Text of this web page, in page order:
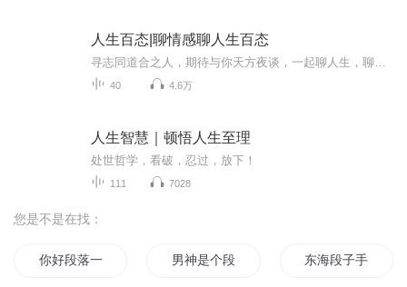
人生百态|聊情感聊人生百态
40 4.6万
人生智慧｜顿悟人生至理
处世哲学，看破，忍过，放下！
111 7028
您是不是在找：
你好段落一 男神是个段子手 东海段子手